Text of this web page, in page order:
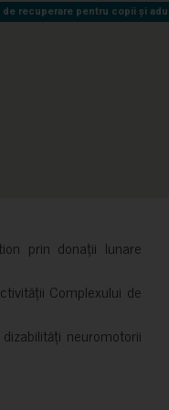
de recuperare pentru copii și
de recuperare pentru copii și
prin donații lunare
Complexului de
neuromotorii